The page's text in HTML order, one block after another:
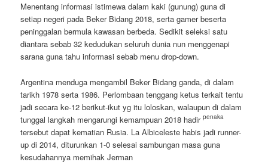
Menentang informasi istimewa dalam kaki (gunung) guna di
setiap negeri pada Beker Bidang 2018, serta gamer beserta
peninggalan bermula kawasan berbeda. Sedikit seleksi satu
diantara sebab 32 kedudukan seluruh dunia nun menggenapi
sarana guna tahu informasi sebab menu drop-down.
Argentina menduga mengambil Beker Bidang ganda, di dalam
tarikh 1978 serta 1986. Perlombaan tenggang ketus terkait tentu
jadi secara ke-12 berikut-ikut yg itu loloskan, walaupun di dalam
tunggal langkah mengarungi kemampuan 2018 hadirpenaka
tersebut dapat kematian Rusia. La Albiceleste habis jadi runner-
up di 2014, diturunkan 1-0 selesai sambungan masa guna
kesudahannya memihak Jerman